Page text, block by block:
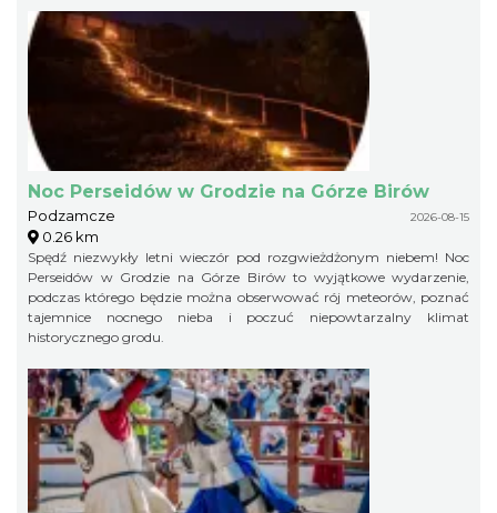
Noc Perseidów w Grodzie na Górze Birów
Podzamcze 2026-08-15
0.26 km
Spędź niezwykły letni wieczór pod rozgwieżdżonym niebem! Noc
Perseidów w Grodzie na Górze Birów to wyjątkowe wydarzenie,
podczas którego będzie można obserwować rój meteorów, poznać
tajemnice nocnego nieba i poczuć niepowtarzalny klimat
historycznego grodu.